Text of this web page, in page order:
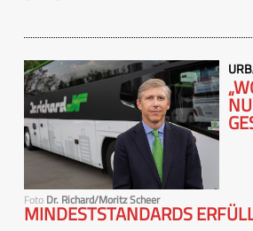
Foto Dr. Richard/Moritz Scheer
MINDESTSTANDARDS